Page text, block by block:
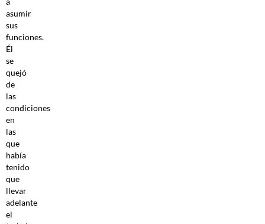
asumir
sus
funciones.
Él
se
quejó
de
las
condiciones
en
las
que
había
tenido
que
llevar
adelante
el